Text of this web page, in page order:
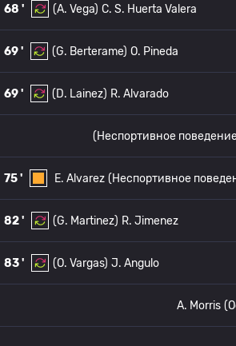
68 ' (A. Vega) C. S. Huerta Valera
69 ' (G. Berterame) O. Pineda
69 ' (D. Lainez) R. Alvarado
(Неспортивное
75 ' E. Alvarez (Неспортивное
82 ' (G. Martinez) R. Jimenez
83 ' (O. Vargas) J. Angulo
A. Morris